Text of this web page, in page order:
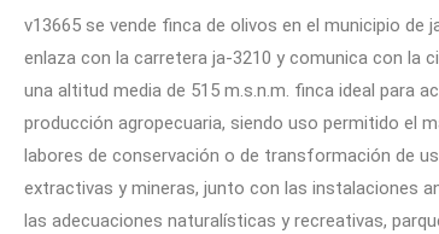
v13665 se vende finca de olivos en el municipio
enlaza con la carretera ja-3210 y comunica con la
una altitud media de 515 m.s.n.m. finca ideal para
producción agropecuaria, siendo uso permitido el
labores de conservación o de transformación de
extractivas y mineras, junto con las instalaciones
las adecuaciones naturalísticas y recreativas,